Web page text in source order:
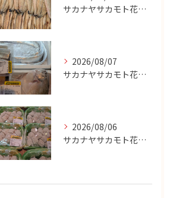
サカナヤサカモト花園店
2026/08/07
サカナヤサカモト花園店
2026/08/06
サカナヤサカモト花園店